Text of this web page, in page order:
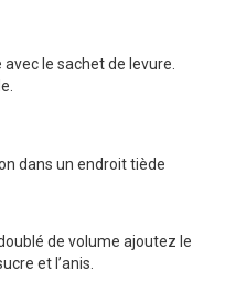
le sachet de levure.
dans un endroit tiède
de volume ajoutez le
et l’anis.